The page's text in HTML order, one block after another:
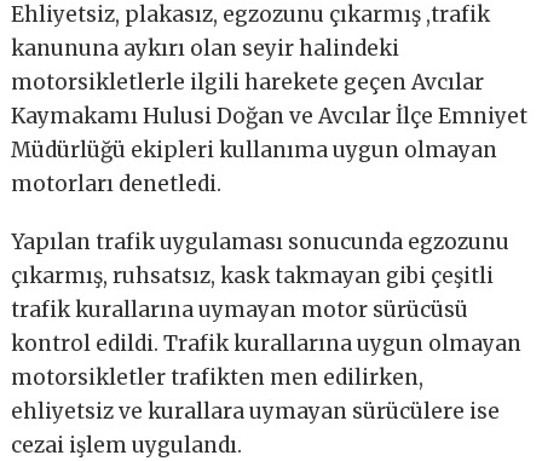
Ehliyetsiz, plakasız, egzozunu çıkarmış ,trafik
kanununa aykırı olan seyir halindeki
motorsikletlerle ilgili harekete geçen Avcılar
Kaymakamı Hulusi Doğan ve Avcılar İlçe Emniyet
Müdürlüğü ekipleri kullanıma uygun olmayan
motorları denetledi.
Yapılan trafik uygulaması sonucunda egzozunu
çıkarmış, ruhsatsız, kask takmayan gibi çeşitli
trafik kurallarına uymayan motor sürücüsü
kontrol edildi. Trafik kurallarına uygun olmayan
motorsikletler trafikten men edilirken,
ehliyetsiz ve kurallara uymayan sürücülere ise
cezai işlem uygulandı.